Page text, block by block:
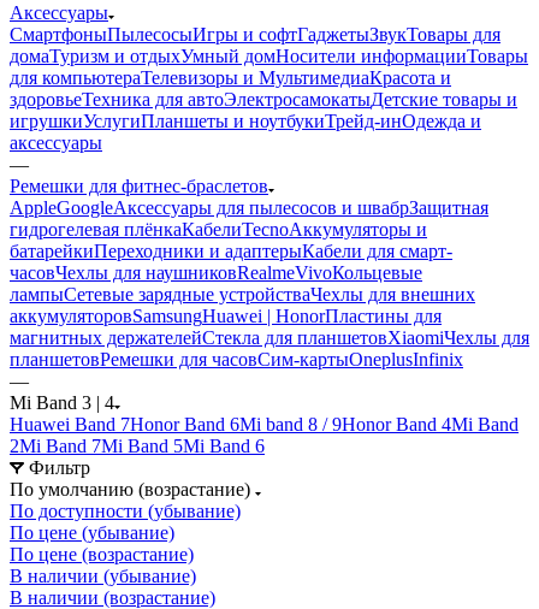
Аксессуары
СмартфоныПылесосыИгры и софтГаджетыЗвукТовары для
домаТуризм и отдыхУмный домНосители информацииТовары
для компьютераТелевизоры и МультимедиаКрасота и
здоровьеТехника для автоЭлектросамокатыДетские товары и
игрушкиУслугиПланшеты и ноутбукиТрейд-инОдежда и
аксессуары
—
Ремешки для фитнес-браслетов
AppleGoogleАксессуары для пылесосов и швабрЗащитная
гидрогелевая плёнкаКабелиTecnoАккумуляторы и
батарейкиПереходники и адаптерыКабели для смарт-
часовЧехлы для наушниковRealmeVivoКольцевые
лампыСетевые зарядные устройстваЧехлы для внешних
аккумуляторовSamsungHuawei | HonorПластины для
магнитных держателейСтекла для планшетовXiaomiЧехлы для
планшетовРемешки для часовСим-картыOneplusInfinix
—
Mi Band 3 | 4
Huawei Band 7Honor Band 6Mi band 8 / 9Honor Band 4Mi Band
2Mi Band 7Mi Band 5Mi Band 6
Фильтр
По умолчанию (возрастание)
По доступности (убывание)
По цене (убывание)
По цене (возрастание)
В наличии (убывание)
В наличии (возрастание)